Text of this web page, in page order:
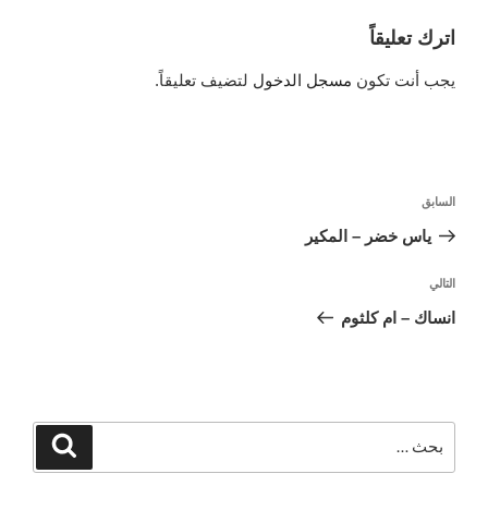
اترك تعليقاً
يجب أنت تكون مسجل الدخول لتضيف تعليقاً.
تصفّح
المقالة
السابقة
السابق
ياس خضر – المكير
المقالة
التالية
التالي
انساك – ام كلثوم
عن: